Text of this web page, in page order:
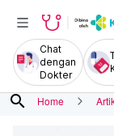
Chat
dengan
Dokter
search Home